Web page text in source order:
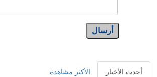
أرسال
أحدث الأخبار الأكثر مشاهدة